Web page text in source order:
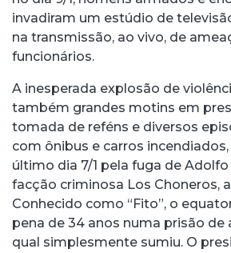
invadiram um estúdio de
na transmissão, ao vivo, de
funcionários.
A inesperada explosão de
também grandes motins em
tomada de reféns e diversos
com ônibus e carros
último dia 7/1 pela fuga de
facção criminosa Los Choneros,
Conhecido como “Fito”, o
pena de 34 anos numa prisão de
qual simplesmente sumiu. O